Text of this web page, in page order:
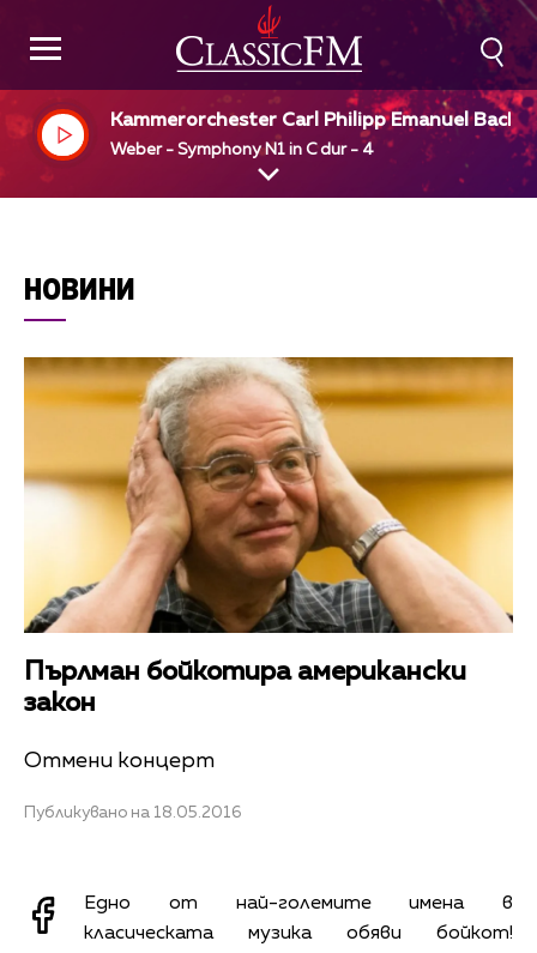
Kammerorchester Carl Philipp Emanuel Bach,
artmut Henhen, dir
Weber - Symphony N1 in C dur - 4
НОВИНИ
Пърлман бойкотира американски
закон
Отмени концерт
Публикувано на 18.05.2016
Едно от най-големите имена в
класическата музика обяви бойкот!